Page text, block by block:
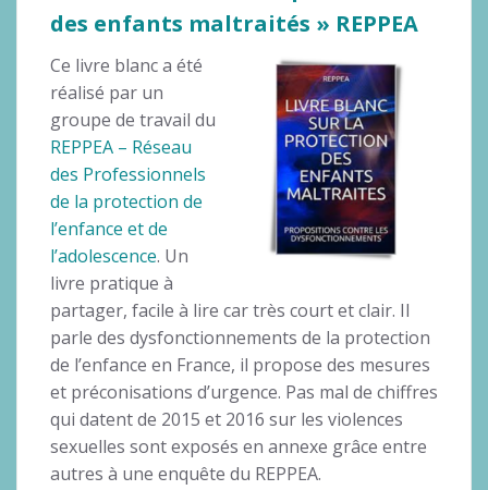
des enfants maltraités » REPPEA
Ce livre blanc a été
réalisé par un
groupe de travail du
REPPEA – Réseau
des Professionnels
de la protection de
l’enfance et de
l’adolescence. Un
livre pratique à
partager, facile à lire car très court et clair. Il
parle des dysfonctionnements de la protection
de l’enfance en France, il propose des mesures
et préconisations d’urgence. Pas mal de chiffres
qui datent de 2015 et 2016 sur les violences
sexuelles sont exposés en annexe grâce entre
autres à une enquête du REPPEA.